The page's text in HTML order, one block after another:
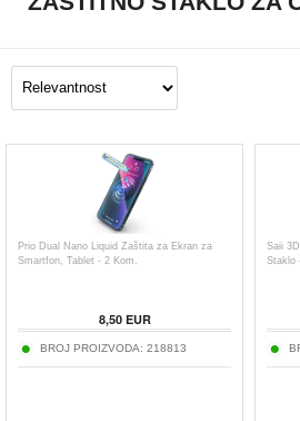
Prio Dual Nano Liquid Zaštita za Ekran za
Smartfon, Tablet - 2 Kom.
8,50EUR
BROJ PROIZVODA: 218813
Saii
Staklo